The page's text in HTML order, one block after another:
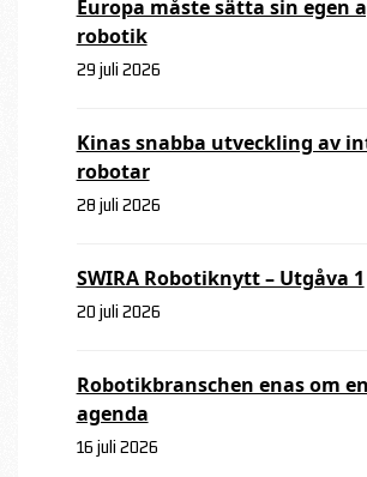
Europa måste sätta sin egen
robotik
29 juli 2026
Kinas snabba utveckling av
robotar
28 juli 2026
SWIRA Robotiknytt – Utgåva 1
20 juli 2026
Robotikbranschen enas om
agenda
16 juli 2026